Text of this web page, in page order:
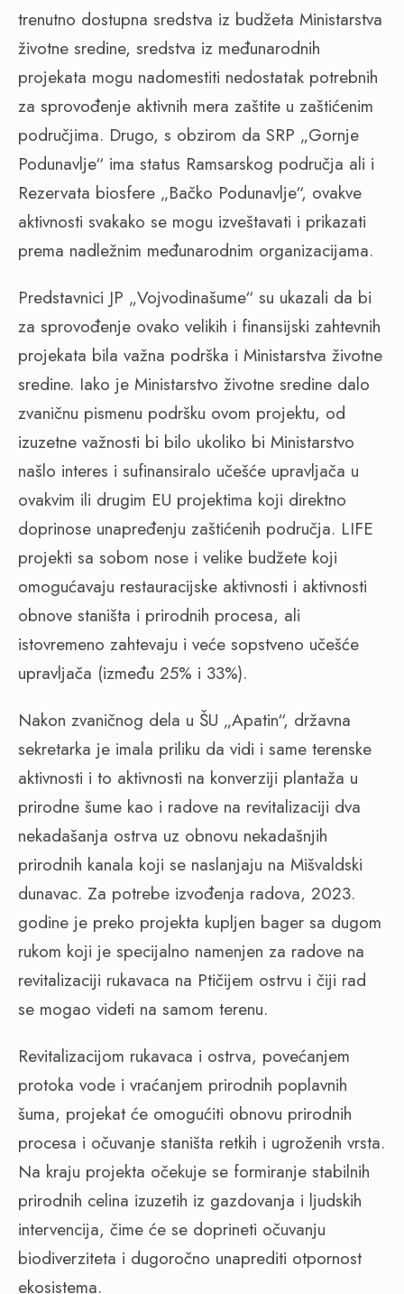
trenutno dostupna sredstva iz budžeta Ministarstva
životne sredine, sredstva iz međunarodnih
projekata mogu nadomestiti nedostatak potrebnih
za sprovođenje aktivnih mera zaštite u zaštićenim
područjima. Drugo, s obzirom da SRP „Gornje
Podunavlje“ ima status Ramsarskog područja ali i
Rezervata biosfere „Bačko Podunavlje“, ovakve
aktivnosti svakako se mogu izveštavati i prikazati
prema nadležnim međunarodnim organizacijama.
Predstavnici JP „Vojvodinašume“ su ukazali da bi
za sprovođenje ovako velikih i finansijski zahtevnih
projekata bila važna podrška i Ministarstva životne
sredine. Iako je Ministarstvo životne sredine dalo
zvaničnu pismenu podršku ovom projektu, od
izuzetne važnosti bi bilo ukoliko bi Ministarstvo
našlo interes i sufinansiralo učešće upravljača u
ovakvim ili drugim EU projektima koji direktno
doprinose unapređenju zaštićenih područja. LIFE
projekti sa sobom nose i velike budžete koji
omogućavaju restauracijske aktivnosti i aktivnosti
obnove staništa i prirodnih procesa, ali
istovremeno zahtevaju i veće sopstveno učešće
upravljača (između 25% i 33%).
Nakon zvaničnog dela u ŠU „Apatin“, državna
sekretarka je imala priliku da vidi i same terenske
aktivnosti i to aktivnosti na konverziji plantaža u
prirodne šume kao i radove na revitalizaciji dva
nekadašanja ostrva uz obnovu nekadašnjih
prirodnih kanala koji se naslanjaju na Mišvaldski
dunavac. Za potrebe izvođenja radova, 2023.
godine je preko projekta kupljen bager sa dugom
rukom koji je specijalno namenjen za radove na
revitalizaciji rukavaca na Ptičijem ostrvu i čiji rad
se mogao videti na samom terenu.
Revitalizacijom rukavaca i ostrva, povećanjem
protoka vode i vraćanjem prirodnih poplavnih
šuma, projekat će omogućiti obnovu prirodnih
procesa i očuvanje staništa retkih i ugroženih vrsta.
Na kraju projekta očekuje se formiranje stabilnih
prirodnih celina izuzetih iz gazdovanja i ljudskih
intervencija, čime će se doprineti očuvanju
biodiverziteta i dugoročno unaprediti otpornost
ekosistema.